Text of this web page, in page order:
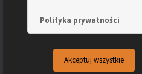
Dodaj do
Polityka prywatności
Akceptuj wszystkie